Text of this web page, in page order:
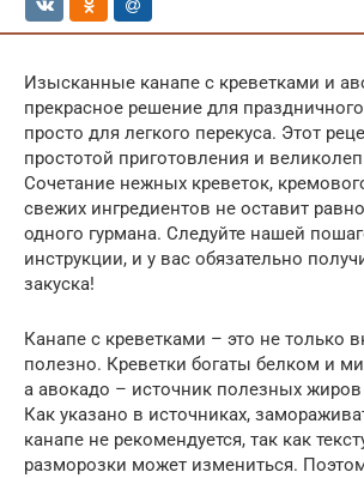
Изысканные канапе с креветками и
прекрасное решение для
просто для легкого перекуса. Этот
простотой приготовления и
Сочетание нежных креветок,
свежих ингредиентов не оставит
одного гурмана. Следуйте нашей
инструкции, и у вас обязательно
закуска!
Канапе с креветками – это не только
полезно. Креветки богаты белком и
а авокадо – источник полезных
Как указано в источниках,
канапе не рекомендуется, так как
разморозки может измениться.